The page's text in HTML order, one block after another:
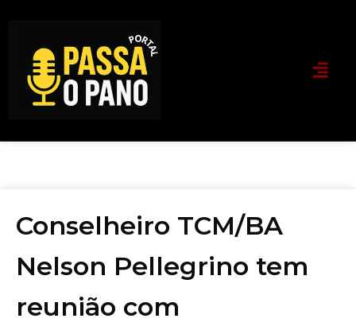
Conselheiro TCM/BA
Nelson Pellegrino tem
reunião com